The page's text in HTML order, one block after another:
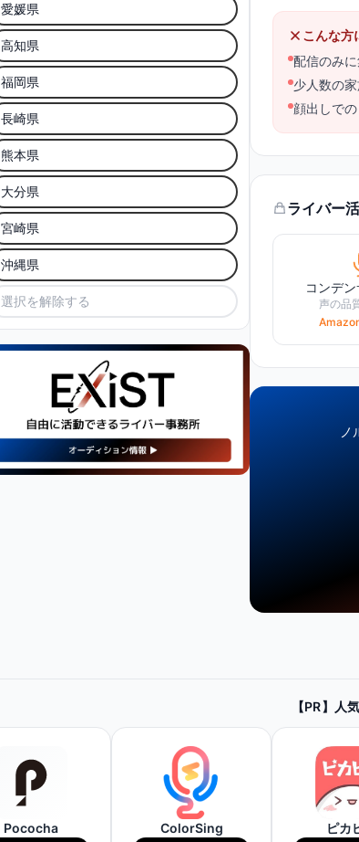
愛媛県
高知県
福岡県
長崎県
熊本県
大分県
宮崎県
沖縄県
選択を解除する
こんな方
配信のみ
少人数の
顔出しで
ライバー
コンデ
声の品
ノ
【PR】人
Pococha ColorSing ピカ